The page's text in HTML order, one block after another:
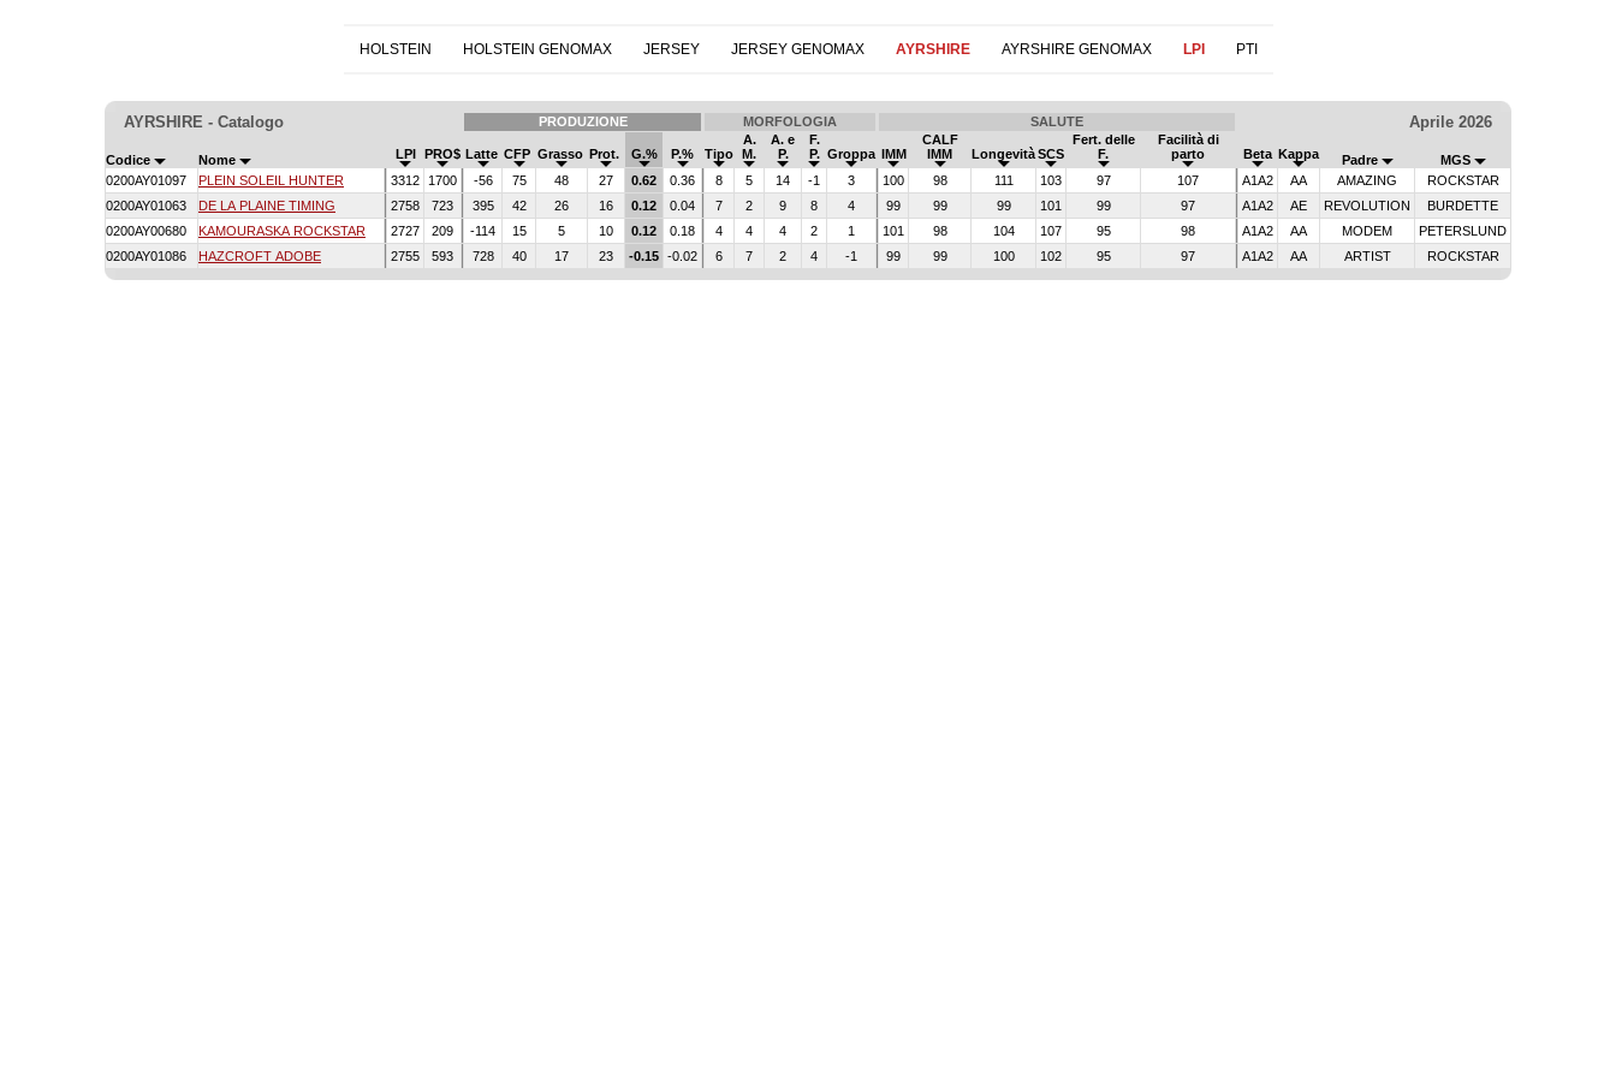
HOLSTEIN HOLSTEIN GENOMAX JERSEY JERSEY GENOMAX AYRSHIRE AYRSHIRE GENOMAX LPI PTI
AYRSHIRE - Catalogo PRODUZIONE MORFOLOGIA SALUTE Aprile 2026
Codice Nome LPI PRO$ Latte CFP Grasso Prot. G.% P.% Tipo
A.
M.
A. e
P.
F.
P. Groppa IMM
CALF
IMM
LongevitàSCS
Fert. delle
F.
Facilità di
parto
Beta Kappa Padre
MGS
0200AY01097
PLEIN SOLEIL HUNTER 3312 1700 -56 75 48 27 0.62 0.36 8 5 14 -1 3 100 98 111 103 97 107 A1A2 AA AMAZING
ROCKSTAR
0200AY01063
DE LA PLAINE TIMING 2758 723 395 42 26 16 0.12 0.04 7 2 9 8 4 99 99 99 101 99 97 A1A2 AE REVOLUTION
BURDETTE
0200AY00680
KAMOURASKA ROCKSTAR 2727 209 -114 15 5 10 0.12 0.18 4 4 4 2 1 101 98 104 107 95 98 A1A2 AA MODEM
PETERSLUND
0200AY01086
HAZCROFT ADOBE 2755 593 728 40 17 23 -0.15 -0.02 6 7 2 4 -1 99 99 100 102 95 97 A1A2 AA ARTIST ROCKSTAR